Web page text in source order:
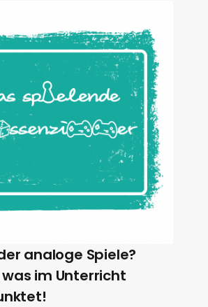
analoge Spiele?
im Unterricht